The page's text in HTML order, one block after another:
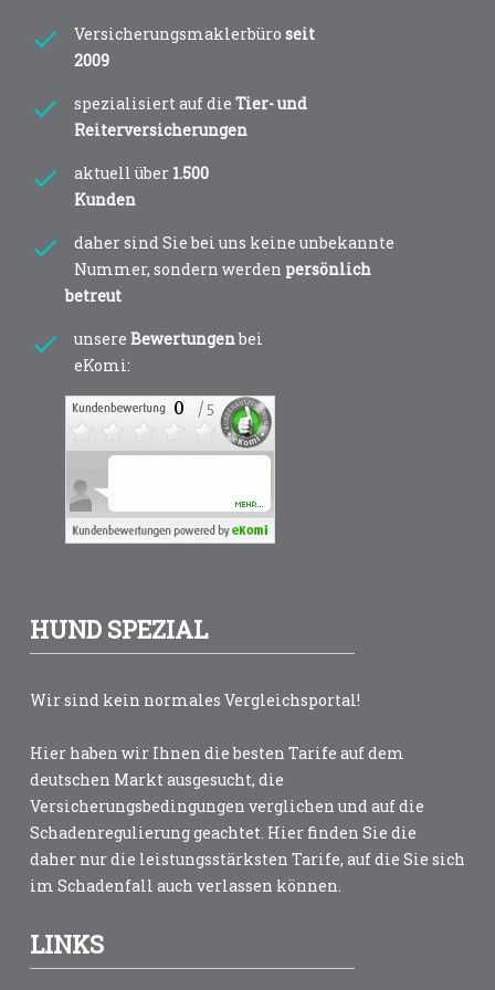
Versicherungsmaklerbüro seit
2009
spezialisiert auf die Tier- und
Reiterversicherungen
aktuell über 1.500
Kunden
daher sind Sie bei uns keine unbekannte
Nummer, sondern werden persönlich
betreut
unsere Bewertungenbei
eKomi:
HUND SPEZIAL
Wir sind kein normales Vergleichsportal!
Hier haben wir Ihnen die besten Tarife auf dem
deutschen Markt ausgesucht, die
Versicherungsbedingungen verglichen und auf die
Schadenregulierung geachtet. Hier finden Sie die
daher nur die leistungsstärksten Tarife, auf die Sie sich
im Schadenfall auch verlassen können.
LINKS